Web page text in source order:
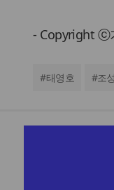
- Copyright ⓒ
#태영호 #조